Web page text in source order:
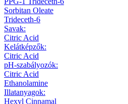
Sorbitan Oleate
Trideceth-6
Savak:
Citric Acid
Kelátképzők:
Citric Acid
pH-szabályozók:
Citric Acid
Ethanolamine
Illatanyagok:
Hexyl Cinnamal